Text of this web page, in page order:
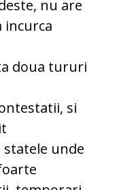
nu are
incurca
doua tururi
si
unde